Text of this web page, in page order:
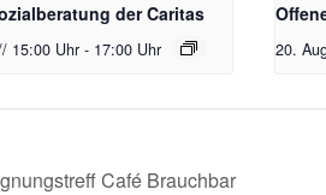
der Caritas
15:00 Uhr - 17:00 Uhr 20.
Café Brauchbar